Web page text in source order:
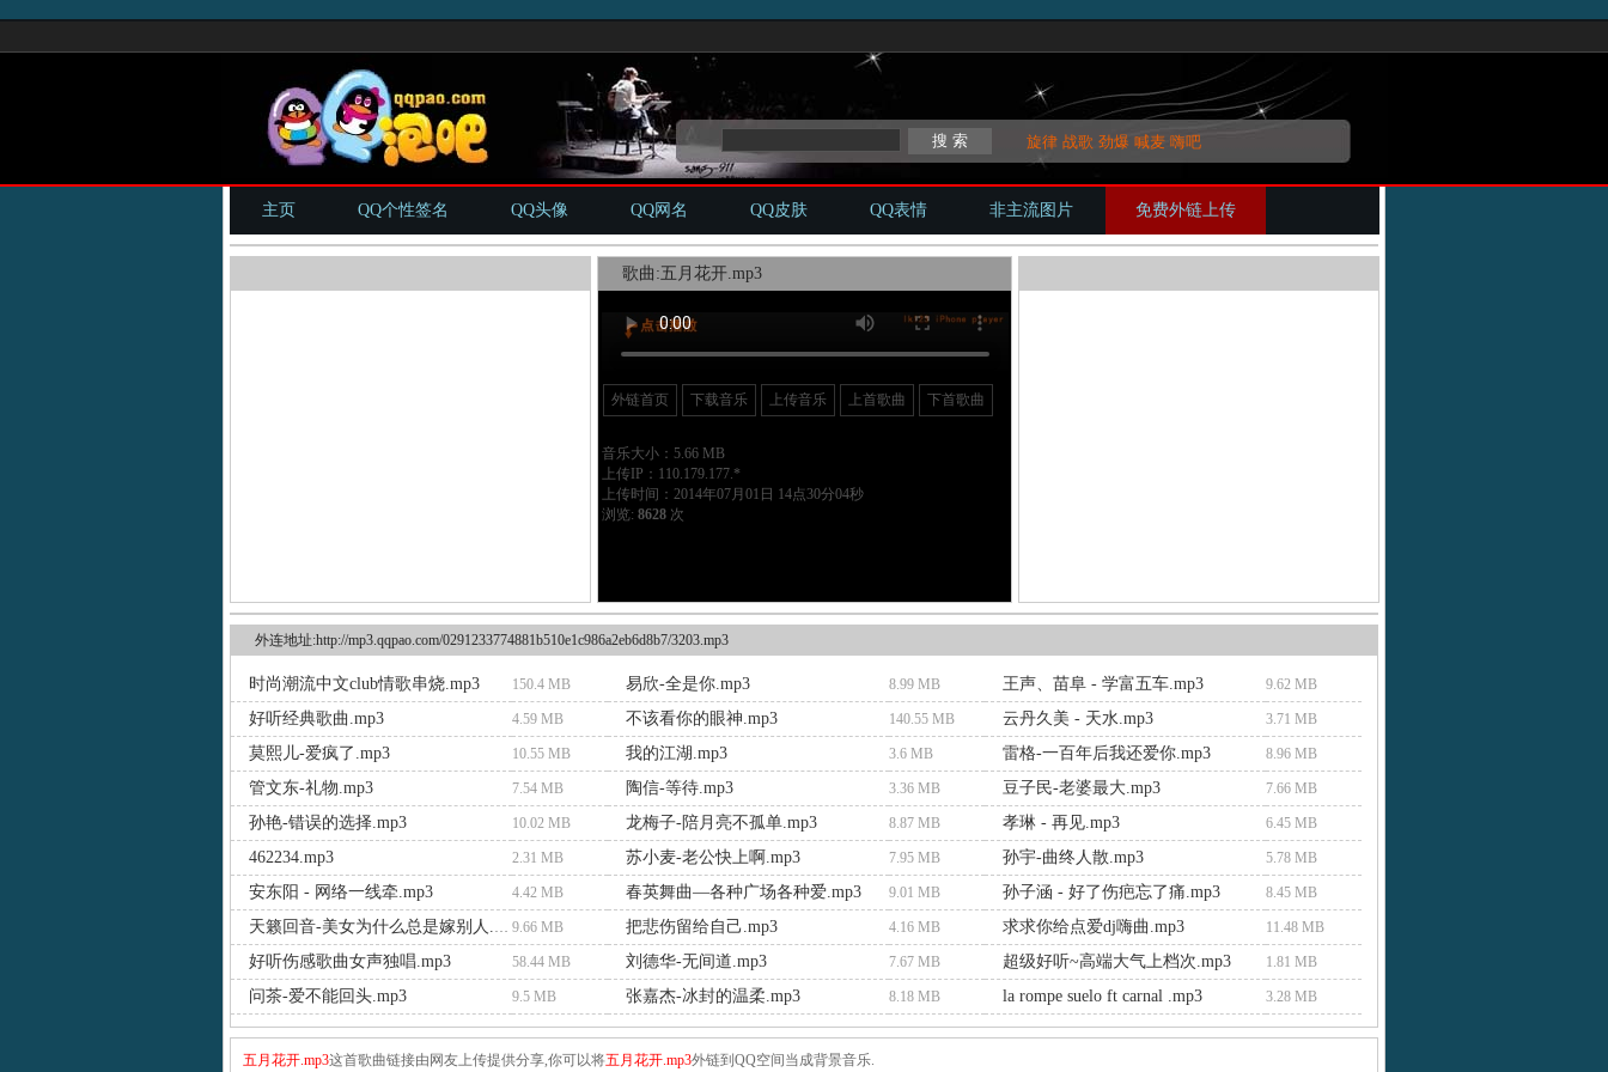
旋律 战歌 劲爆 喊麦 嗨吧
主页 QQ个性签名 QQ头像 QQ网名 QQ皮肤 QQ表情 非主流图片 免费外链上传
歌曲:五月花开.mp3
外链首页 下载音乐 上传音乐 上首歌曲 下首歌曲
音乐大小：5.66 MB
上传IP：110.179.177.*
上传时间：2014年07月01日 14点30分04秒
浏览: 8628次
外连地址:http://mp3.qqpao.com/0291233774881b510e1c986a2eb6d8b7/3203.mp3
时尚潮流中文club情歌串烧.mp3 150.4 MB 易欣-全是你.mp3 8.99 MB 王声、苗阜 - 学富五车.mp3 9.62 MB
好听经典歌曲.mp3 4.59 MB 不该看你的眼神.mp3 140.55 MB 云丹久美 - 天水.mp3 3.71 MB
莫熙儿-爱疯了.mp3 10.55 MB 我的江湖.mp3 3.6 MB 雷格-一百年后我还爱你.mp3 8.96 MB
管文东-礼物.mp3 7.54 MB 陶信-等待.mp3 3.36 MB 豆子民-老婆最大.mp3 7.66 MB
孙艳-错误的选择.mp3 10.02 MB 龙梅子-陪月亮不孤单.mp3 8.87 MB 孝琳 - 再见.mp3 6.45 MB
462234.mp3 2.31 MB 苏小麦-老公快上啊.mp3 7.95 MB 孙宇-曲终人散.mp3 5.78 MB
安东阳 - 网络一线牵.mp3 4.42 MB 春英舞曲—各种广场各种爱.mp3 9.01 MB 孙子涵 - 好了伤疤忘了痛.mp3 8.45 MB
天籁回音-美女为什么总是嫁别人.mp3 9.66 MB 把悲伤留给自己.mp3 4.16 MB 求求你给点爱dj嗨曲.mp3 11.48 MB
好听伤感歌曲女声独唱.mp3 58.44 MB 刘德华-无间道.mp3 7.67 MB 超级好听~高端大气上档次.mp3 1.81 MB
问茶-爱不能回头.mp3 9.5 MB 张嘉杰-冰封的温柔.mp3 8.18 MB la rompe suelo ft carnal .mp3 3.28 MB
五月花开.mp3这首歌曲链接由网友上传提供分享,你可以将五月花开.mp3外链到QQ空间当成背景音乐.